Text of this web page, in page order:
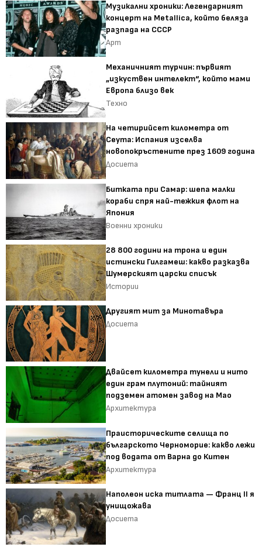
Музикални хроники: Легендарният
концерт на Metallica, който беляза
разпада на СССР
Арт
Механичният турчин: първият
„изкуствен интелект“, който мами
Европа близо век
Техно
На четирийсет километра от
Сеута: Испания изселва
новопокръстените през 1609 година
Досиета
Битката при Самар: шепа малки
кораби спря най-тежкия флот на
Япония
Военни хроники
28 800 години на трона и един
истински Гилгамеш: какво разказва
Шумерският царски списък
Истории
Другият мит за Минотавъра
Досиета
Двайсет километра тунели и нито
един грам плутоний: тайният
подземен атомен завод на Мао
Архитектура
Праисторическите селища по
българското Черноморие: какво лежи
под водата от Варна до Китен
Архитектура
Наполеон иска титлата — Франц II я
унищожава
Досиета